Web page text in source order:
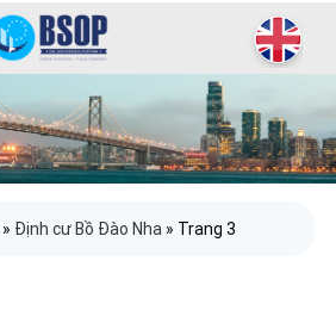
» Định cư Bồ Đào Nha » Trang 3